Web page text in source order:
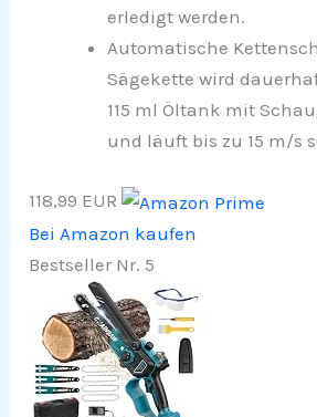
erledigt werden.
Automatische
Sägekette wird
115 ml Öltank mit
und läuft bis zu 15 m/s
118,99 EUR
Bei Amazon kaufen
Bestseller Nr. 5